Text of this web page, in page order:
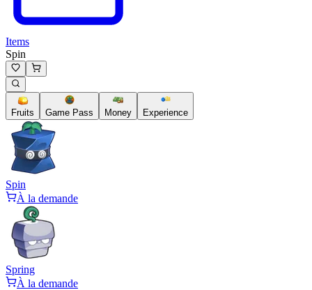
Items
Spin
Fruits Game Pass Money Experience
Spin
À la demande
Spring
À la demande